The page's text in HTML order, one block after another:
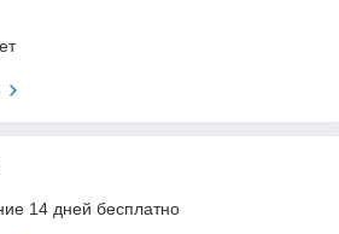
14 дней бесплатно